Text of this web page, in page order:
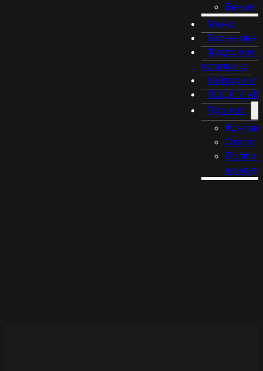
Меню
Барне
Фудбокси
компанію
Кейтеринг
ПОДІЇ У
Про нас
Статті